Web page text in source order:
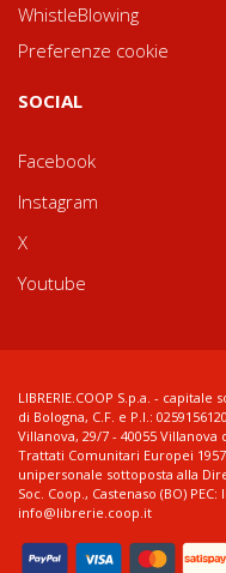
WhistleBlowing
Preferenze cookie
SOCIAL
Facebook
Instagram
X
Youtube
LIBRERIE.COOP S.p.a. -
di Bologna, C.F. e P.I.:
Villanova, 29/7 - 40055 Villanova
Trattati Comunitari Europei
unipersonale sottoposta alla
Soc. Coop., Castenaso (BO)
info@librerie.coop.it